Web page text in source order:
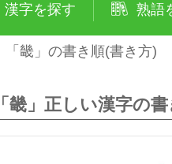
漢字を探す 熟語
「畿」の書き順(書き方)
「畿」正しい漢字の